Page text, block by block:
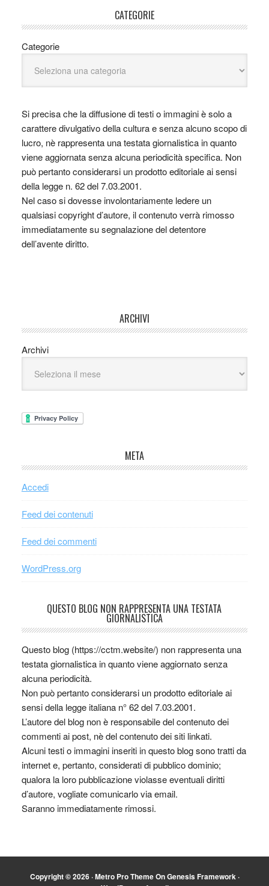
CATEGORIE
Categorie
Si precisa che la diffusione di testi o immagini è solo a
carattere divulgativo della cultura e senza alcuno scopo di
lucro, nè rappresenta una testata giornalistica in quanto
viene aggiornata senza alcuna periodicità specifica. Non
può pertanto considerarsi un prodotto editoriale ai sensi
della legge n. 62 del 7.03.2001.
Nel caso si dovesse involontariamente ledere un
qualsiasi copyright d’autore, il contenuto verrà rimosso
immediatamente su segnalazione del detentore
dell’avente diritto.
ARCHIVI
Archivi
META
Accedi
Feed dei contenuti
Feed dei commenti
WordPress.org
QUESTO BLOG NON RAPPRESENTA UNA TESTATA
GIORNALISTICA
Questo blog (https://cctm.website/) non rappresenta una
testata giornalistica in quanto viene aggiornato senza
alcuna periodicità.
Non può pertanto considerarsi un prodotto editoriale ai
sensi della legge italiana n° 62 del 7.03.2001.
L’autore del blog non è responsabile del contenuto dei
commenti ai post, nè del contenuto dei siti linkati.
Alcuni testi o immagini inseriti in questo blog sono tratti da
internet e, pertanto, considerati di pubblico dominio;
qualora la loro pubblicazione violasse eventuali diritti
d’autore, vogliate comunicarlo via email.
Saranno immediatamente rimossi.
Copyright © 2026 ·Metro Pro ThemeOnGenesis Framework·